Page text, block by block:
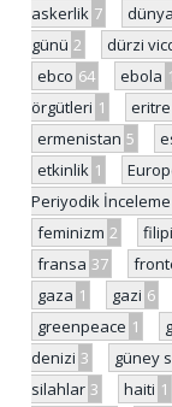
askerlik 7
günü 2 dürzi
ebco 64 ebola 1
örgütleri 1 eritre
ermenistan 5
etkinlik 1
Periyodik İnceleme
feminizm 2
fransa 37
gaza 1 gazi 6
greenpeace 1
denizi 3 güney
silahlar 3 haiti 1